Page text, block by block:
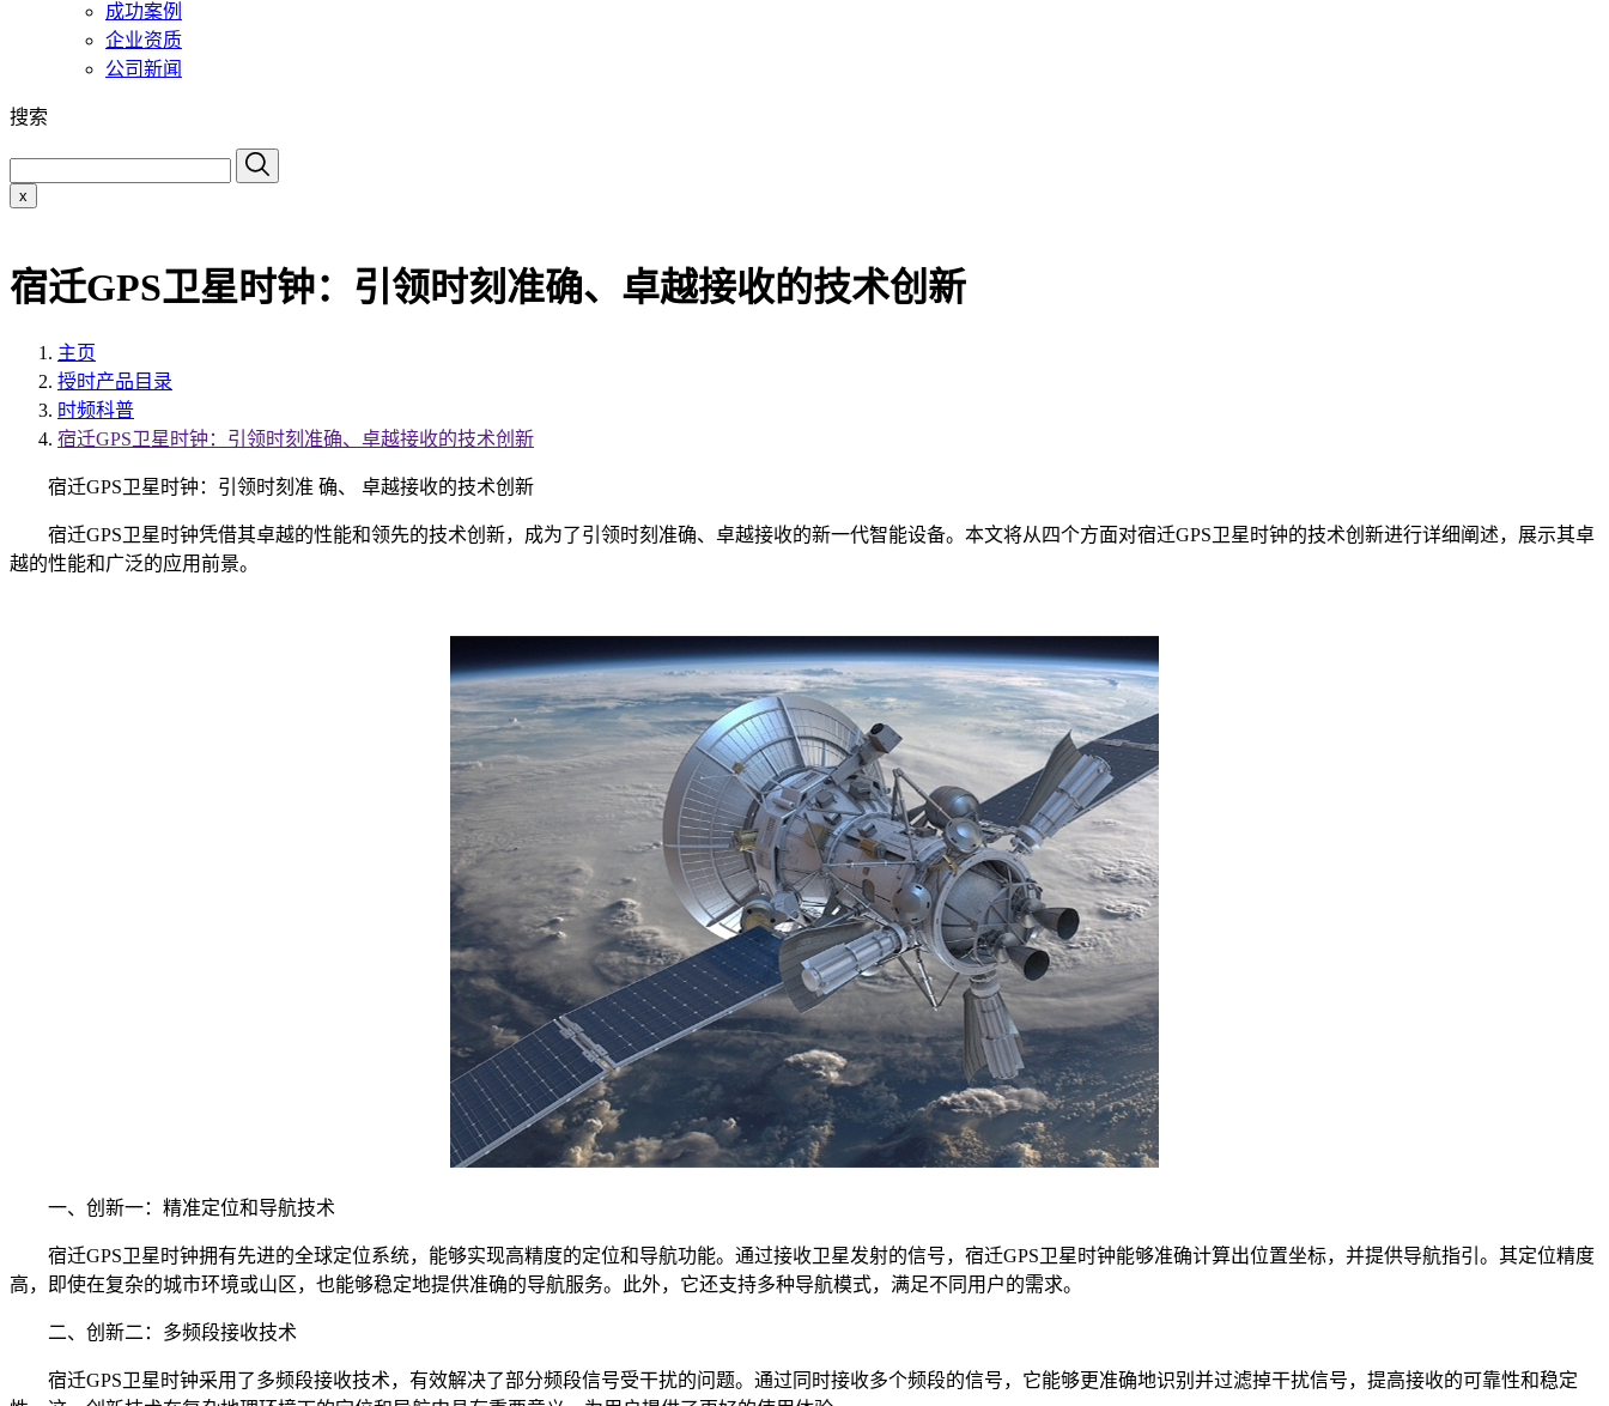
成功案例
企业资质
公司新闻
搜索
x
宿迁GPS卫星时钟：引领时刻准确、卓越接收的技术创新
主页
授时产品目录
时频科普
宿迁GPS卫星时钟：引领时刻准确、卓越接收的技术创新
宿迁GPS卫星时钟：引领时刻准 确、 卓越接收的技术创新
宿迁GPS卫星时钟凭借其卓越的性能和领先的技术创新，成为了引领时刻准确、卓越接收的新一代智能设备。本文将从四个方面对宿迁GPS卫星时钟的技术创新进行详细阐述，展示其卓
越的性能和广泛的应用前景。
一、创新一：精准定位和导航技术
宿迁GPS卫星时钟拥有先进的全球定位系统，能够实现高精度的定位和导航功能。通过接收卫星发射的信号，宿迁GPS卫星时钟能够准确计算出位置坐标，并提供导航指引。其定位精度
高，即使在复杂的城市环境或山区，也能够稳定地提供准确的导航服务。此外，它还支持多种导航模式，满足不同用户的需求。
二、创新二：多频段接收技术
宿迁GPS卫星时钟采用了多频段接收技术，有效解决了部分频段信号受干扰的问题。通过同时接收多个频段的信号，它能够更准确地识别并过滤掉干扰信号，提高接收的可靠性和稳定